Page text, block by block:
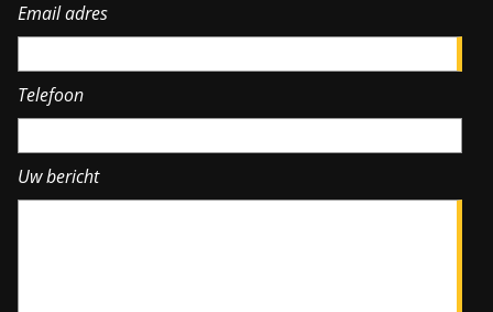
Email adres
Telefoon
Uw bericht